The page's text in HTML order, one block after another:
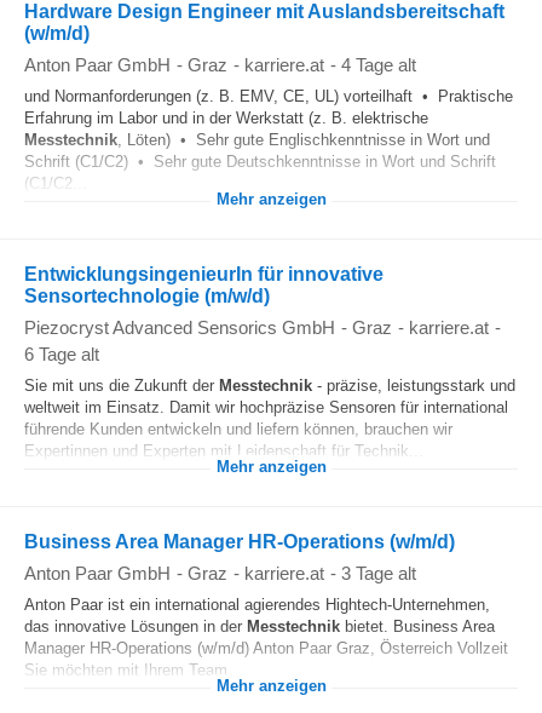
Hardware Design Engineer mit Auslandsbereitschaft
(w/m/d)
Anton Paar GmbH - Graz - karriere.at - 4 Tage alt
und Normanforderungen (z. B. EMV, CE, UL) vorteilhaft • Praktische
Erfahrung im Labor und in der Werkstatt (z. B. elektrische
Messtechnik, Löten) • Sehr gute Englischkenntnisse in Wort und
Schrift (C1/C2) • Sehr gute Deutschkenntnisse in Wort und Schrift
(C1/C2...
Mehr anzeigen
EntwicklungsingenieurIn für innovative
Sensortechnologie (m/w/d)
Piezocryst Advanced Sensorics GmbH - Graz - karriere.at -
6 Tage alt
Sie mit uns die Zukunft der Messtechnik - präzise, leistungsstark und
weltweit im Einsatz. Damit wir hochpräzise Sensoren für international
führende Kunden entwickeln und liefern können, brauchen wir
Expertinnen und Experten mit Leidenschaft für Technik...
Mehr anzeigen
Business Area Manager HR-Operations (w/m/d)
Anton Paar GmbH - Graz - karriere.at - 3 Tage alt
Anton Paar ist ein international agierendes Hightech-Unternehmen,
das innovative Lösungen in der Messtechnik bietet. Business Area
Manager HR-Operations (w/m/d) Anton Paar Graz, Österreich Vollzeit
Sie möchten mit Ihrem Team...
Mehr anzeigen